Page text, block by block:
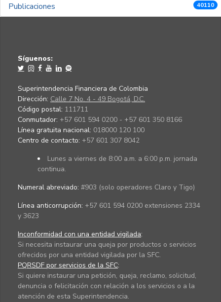
Publicaciones 40110
Síguenos:
Superintendencia Financiera de Colombia
Dirección: Calle 7 No. 4 - 49 Bogotá, D.C.
Código postal: 111711
Conmutador: +57 601 594 0200 - +57 601 350 8166
Línea gratuita nacional: 018000 120 100
Centro de contacto: +57 601 307 8042
Lunes a viernes de 8:00 a.m. a 6:00 p.m. jornada
continua.
Numeral abreviado: #903 (solo operadores Claro y Tigo)
Línea anticorrupción: +57 601 594 0200 extensiones 2334
y 3623
Inconformidad con una entidad vigilada:
Si necesita instaurar una queja por productos o servicios
ofrecidos por una entidad vigilada por la SFC.
PQRSDF por servicios de la SFC:
Si quiere instaurar una petición, queja, reclamo, solicitud,
denuncia o felicitación con relación a los servicios o a la
atención de esta Superintendencia.